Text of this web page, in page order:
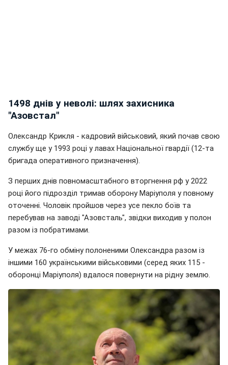
1498 днів у неволі: шлях захисника
"Азовстал"
Олександр Крикля - кадровий військовий, який почав свою
службу ще у 1993 році у лавах Національної гвардії (12-та
бригада оперативного призначення).
З перших днів повномасштабного вторгнення рф у 2022
році його підрозділ тримав оборону Маріуполя у повному
оточенні. Чоловік пройшов через усе пекло боїв та
перебував на заводі "Азовсталь", звідки виходив у полон
разом із побратимами.
У межах 76-го обміну полоненими Олександра разом із
іншими 160 українськими військовими (серед яких 115 -
оборонці Маріуполя) вдалося повернути на рідну землю.